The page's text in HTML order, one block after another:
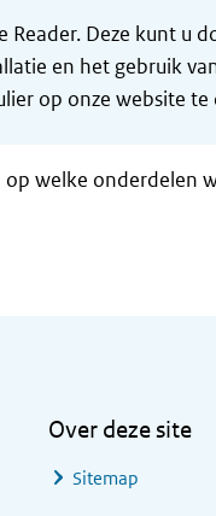
Reader. Deze kunt u
en het gebruik
op onze website
welke onderdelen
Over deze site
Sitemap